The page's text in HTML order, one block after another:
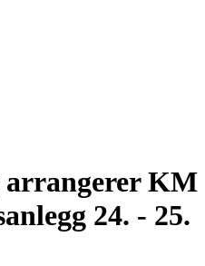
arrangerer KM
24. - 25.